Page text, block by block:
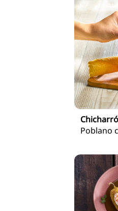
Poblano